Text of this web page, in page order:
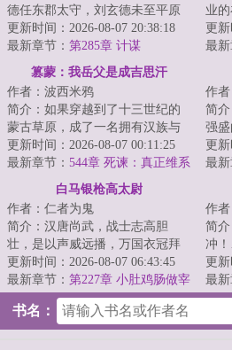
德任东郡太守，刘玄德未至平原
县，孙仲谋犹在江都。此间乱世
群雄逐鹿，却无...
更新时间：2026-08-07 20:38:18
最新章节： 第285章 计谋
业
北
才
更
最新
篡蒙：我岳父是成吉思汗
作者：波西米鸦
简介：如果穿越到了十三世纪的
蒙古草原，成了一名拥有汉族与
蒙古族血统的少年，你会如何选
择？是南下回归...
更新时间：2026-08-07 00:11:25
最新章节： 544章 死谏：真正维系
世界一统的不是铁路电报，而是
太祖的规矩！
作
简
强盛
驿
建
更
最新
白马银枪高太尉
作者：仁者为鬼
简介：汉唐尚武，战士志高胆
壮，是以声威远播，万国衣冠拜
冕旒；杯酒释兵，军人阉割血
性，乃有靖康之耻，...
更新时间：2026-08-07 06:43:45
最新章节： 第227章 小肚鸡肠做宰
作
简
冲
耐
更
最新
么
书名：